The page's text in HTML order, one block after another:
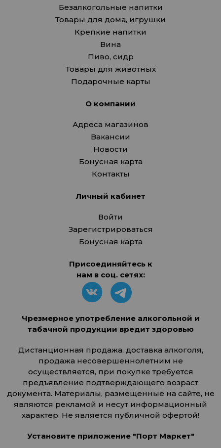
Безалкогольные напитки
Товары для дома, игрушки
Крепкие напитки
Вина
Пиво, сидр
Товары для животных
Подарочные карты
О компании
Адреса магазинов
Вакансии
Новости
Бонусная карта
Контакты
Личный кабинет
Войти
Зарегистрироваться
Бонусная карта
Присоединяйтесь к
нам в соц. сетях:
Чрезмерное употребление алкогольной и
табачной продукции вредит здоровью
Дистанционная продажа, доставка алкоголя,
продажа несовершеннолетним не
осуществляется, при покупке требуется
предъявление подтверждающего возраст
документа. Материалы, размещенные на сайте, не
являются рекламой и несут информационный
характер. Не является публичной офертой!
Установите приложение "Порт Маркет"